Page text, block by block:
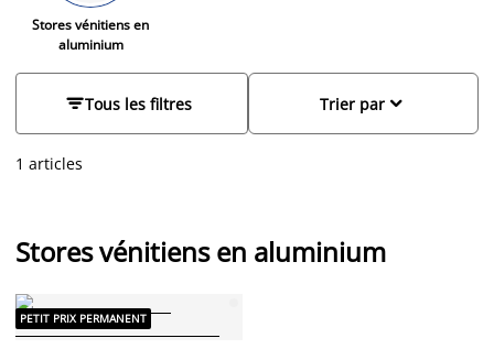
Stores vénitiens en
aluminium
Tous les filtres 
Trier par
1 articles
Stores vénitiens en aluminium
PETIT PRIX PERMANENT